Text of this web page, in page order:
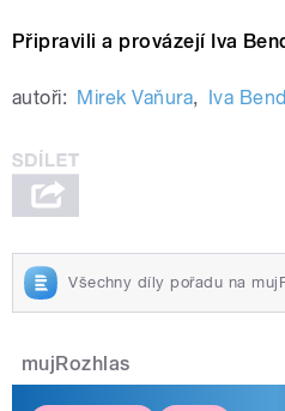
Připravili a provázejí Iva
autoři: Mirek Vaňura, Iva
Všechny díly pořadu na
mujRozhlas